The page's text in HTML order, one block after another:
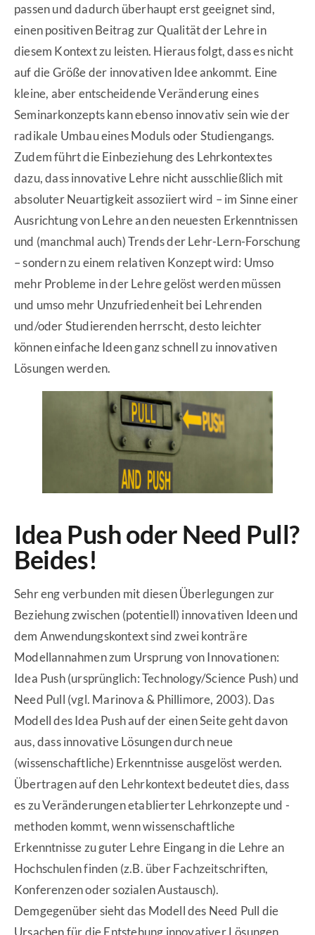
passen und dadurch überhaupt erst geeignet sind,
einen positiven Beitrag zur Qualität der Lehre in
diesem Kontext zu leisten. Hieraus folgt, dass es nicht
auf die Größe der innovativen Idee ankommt. Eine
kleine, aber entscheidende Veränderung eines
Seminarkonzepts kann ebenso innovativ sein wie der
radikale Umbau eines Moduls oder Studiengangs.
Zudem führt die Einbeziehung des Lehrkontextes
dazu, dass innovative Lehre nicht ausschließlich mit
absoluter Neuartigkeit assoziiert wird – im Sinne einer
Ausrichtung von Lehre an den neuesten Erkenntnissen
und (manchmal auch) Trends der Lehr-Lern-Forschung
– sondern zu einem relativen Konzept wird: Umso
mehr Probleme in der Lehre gelöst werden müssen
und umso mehr Unzufriedenheit bei Lehrenden
und/oder Studierenden herrscht, desto leichter
können einfache Ideen ganz schnell zu innovativen
Lösungen werden.
Idea Push oder Need Pull?
Beides!
Sehr eng verbunden mit diesen Überlegungen zur
Beziehung zwischen (potentiell) innovativen Ideen und
dem Anwendungskontext sind zwei konträre
Modellannahmen zum Ursprung von Innovationen:
Idea Push (ursprünglich: Technology/Science Push) und
Need Pull (vgl. Marinova & Phillimore, 2003). Das
Modell des Idea Push auf der einen Seite geht davon
aus, dass innovative Lösungen durch neue
(wissenschaftliche) Erkenntnisse ausgelöst werden.
Übertragen auf den Lehrkontext bedeutet dies, dass
es zu Veränderungen etablierter Lehrkonzepte und -
methoden kommt, wenn wissenschaftliche
Erkenntnisse zu guter Lehre Eingang in die Lehre an
Hochschulen finden (z.B. über Fachzeitschriften,
Konferenzen oder sozialen Austausch).
Demgegenüber sieht das Modell des Need Pull die
Ursachen für die Entstehung innovativer Lösungen